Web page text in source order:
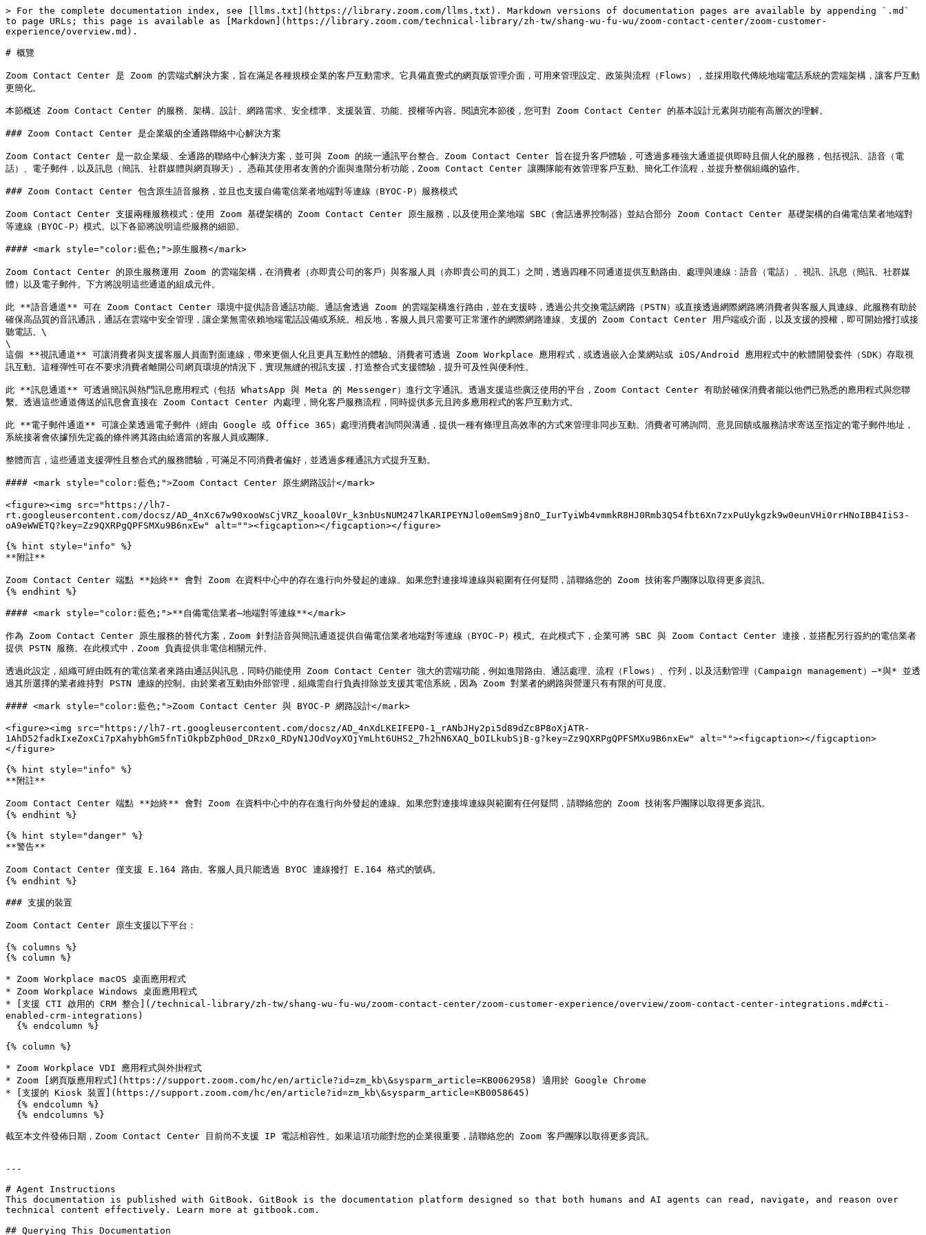
> For the complete documentation index, see [llms.txt](https://library.zoom.com/llms.txt). Markdown versions of documentation pages are available by appending `.md`
to page URLs; this page is available as [Markdown](https://library.zoom.com/technical-library/zh-tw/shang-wu-fu-wu/zoom-contact-center/zoom-customer-
experience/overview.md).
# 概覽
Zoom Contact Center 是 Zoom 的雲端式解決方案，旨在滿足各種規模企業的客戶互動需求。它具備直覺式的網頁版管理介面，可用來管理設定、政策與流程（Flows），並採用取代傳統地端電話系統的雲端架構，讓客戶互動
更簡化。
本節概述 Zoom Contact Center 的服務、架構、設計、網路需求、安全標準、支援裝置、功能、授權等內容。閱讀完本節後，您可對 Zoom Contact Center 的基本設計元素與功能有高層次的理解。
### Zoom Contact Center 是企業級的全通路聯絡中心解決方案
Zoom Contact Center 是一款企業級、全通路的聯絡中心解決方案，並可與 Zoom 的統一通訊平台整合。Zoom Contact Center 旨在提升客戶體驗，可透過多種強大通道提供即時且個人化的服務，包括視訊、語音（電
話）、電子郵件，以及訊息（簡訊、社群媒體與網頁聊天）。憑藉其使用者友善的介面與進階分析功能，Zoom Contact Center 讓團隊能有效管理客戶互動、簡化工作流程，並提升整個組織的協作。
### Zoom Contact Center 包含原生語音服務，並且也支援自備電信業者地端對等連線（BYOC-P）服務模式
Zoom Contact Center 支援兩種服務模式：使用 Zoom 基礎架構的 Zoom Contact Center 原生服務，以及使用企業地端 SBC（會話邊界控制器）並結合部分 Zoom Contact Center 基礎架構的自備電信業者地端對
等連線（BYOC-P）模式。以下各節將說明這些服務的細節。
#### <mark style="color:藍色;">原生服務</mark>
Zoom Contact Center 的原生服務運用 Zoom 的雲端架構，在消費者（亦即貴公司的客戶）與客服人員（亦即貴公司的員工）之間，透過四種不同通道提供互動路由、處理與連線：語音（電話）、視訊、訊息（簡訊、社群媒
體）以及電子郵件。下方將說明這些通道的組成元件。
此 **語音通道** 可在 Zoom Contact Center 環境中提供語音通話功能。通話會透過 Zoom 的雲端架構進行路由，並在支援時，透過公共交換電話網路（PSTN）或直接透過網際網路將消費者與客服人員連線。此服務有助於
確保高品質的音訊通訊，通話在雲端中安全管理，讓企業無需依賴地端電話設備或系統。相反地，客服人員只需要可正常運作的網際網路連線、支援的 Zoom Contact Center 用戶端或介面，以及支援的授權，即可開始撥打或接
聽電話。\
\
這個 **視訊通道** 可讓消費者與支援客服人員面對面連線，帶來更個人化且更具互動性的體驗。消費者可透過 Zoom Workplace 應用程式，或透過嵌入企業網站或 iOS/Android 應用程式中的軟體開發套件（SDK）存取視
訊互動。這種彈性可在不要求消費者離開公司網頁環境的情況下，實現無縫的視訊支援，打造整合式支援體驗，提升可及性與便利性。
此 **訊息通道** 可透過簡訊與熱門訊息應用程式（包括 WhatsApp 與 Meta 的 Messenger）進行文字通訊。透過支援這些廣泛使用的平台，Zoom Contact Center 有助於確保消費者能以他們已熟悉的應用程式與您聯
繫。透過這些通道傳送的訊息會直接在 Zoom Contact Center 內處理，簡化客戶服務流程，同時提供多元且跨多應用程式的客戶互動方式。
此 **電子郵件通道** 可讓企業透過電子郵件（經由 Google 或 Office 365）處理消費者詢問與溝通，提供一種有條理且高效率的方式來管理非同步互動。消費者可將詢問、意見回饋或服務請求寄送至指定的電子郵件地址，
系統接著會依據預先定義的條件將其路由給適當的客服人員或團隊。
整體而言，這些通道支援彈性且整合式的服務體驗，可滿足不同消費者偏好，並透過多種通訊方式提升互動。
#### <mark style="color:藍色;">Zoom Contact Center 原生網路設計</mark>
<figure><img src="https://lh7-
rt.googleusercontent.com/docsz/AD_4nXc67w90xooWsCjVRZ_kooal0Vr_k3nbUsNUM247lKARIPEYNJlo0emSm9j8nO_IurTyiWb4vmmkR8HJ0Rmb3Q54fbt6Xn7zxPuUykgzk9w0eunVHi0rrHNoIBB4IiS3-
oA9eWWETQ?key=Zz9QXRPgQPFSMXu9B6nxEw" alt=""><figcaption></figcaption></figure>
{% hint style="info" %}
**附註**
Zoom Contact Center 端點 **始終** 會對 Zoom 在資料中心中的存在進行向外發起的連線。如果您對連接埠連線與範圍有任何疑問，請聯絡您的 Zoom 技術客戶團隊以取得更多資訊。
{% endhint %}
#### <mark style="color:藍色;">**自備電信業者—地端對等連線**</mark>
作為 Zoom Contact Center 原生服務的替代方案，Zoom 針對語音與簡訊通道提供自備電信業者地端對等連線（BYOC-P）模式。在此模式下，企業可將 SBC 與 Zoom Contact Center 連接，並搭配另行簽約的電信業者
提供 PSTN 服務。在此模式中，Zoom 負責提供非電信相關元件。
透過此設定，組織可經由既有的電信業者來路由通話與訊息，同時仍能使用 Zoom Contact Center 強大的雲端功能，例如進階路由、通話處理、流程（Flows）、佇列，以及活動管理（Campaign management）—*與* 並透
過其所選擇的業者維持對 PSTN 連線的控制。由於業者互動由外部管理，組織需自行負責排除並支援其電信系統，因為 Zoom 對業者的網路與營運只有有限的可見度。
#### <mark style="color:藍色;">Zoom Contact Center 與 BYOC-P 網路設計</mark>
<figure><img src="https://lh7-rt.googleusercontent.com/docsz/AD_4nXdLKEIFEP0-1_rANbJHy2pi5d89dZc8P8oXjATR-
1AhD52fadkIxeZoxCi7pXahybhGm5fnTiOkpbZph0od_DRzx0_RDyN1JOdVoyXOjYmLht6UHS2_7h2hN6XAQ_bOILkubSjB-g?key=Zz9QXRPgQPFSMXu9B6nxEw" alt=""><figcaption></figcaption>
</figure>
{% hint style="info" %}
**附註**
Zoom Contact Center 端點 **始終** 會對 Zoom 在資料中心中的存在進行向外發起的連線。如果您對連接埠連線與範圍有任何疑問，請聯絡您的 Zoom 技術客戶團隊以取得更多資訊。
{% endhint %}
{% hint style="danger" %}
**警告**
Zoom Contact Center 僅支援 E.164 路由。客服人員只能透過 BYOC 連線撥打 E.164 格式的號碼。
{% endhint %}
### 支援的裝置
Zoom Contact Center 原生支援以下平台：
{% columns %}
{% column %}
* Zoom Workplace macOS 桌面應用程式
* Zoom Workplace Windows 桌面應用程式
* ​[支援 CTI 啟用的 CRM 整合](/technical-library/zh-tw/shang-wu-fu-wu/zoom-contact-center/zoom-customer-experience/overview/zoom-contact-center-integrations.md#cti-
enabled-crm-integrations)
{% column %}
* Zoom Workplace VDI 應用程式與外掛程式
* Zoom [網頁版應用程式](https://support.zoom.com/hc/en/article?id=zm_kb\&sysparm_article=KB0062958) 適用於 Google Chrome
* [支援的 Kiosk 裝置](https://support.zoom.com/hc/en/article?id=zm_kb\&sysparm_article=KB0058645)
截至本文件發佈日期，Zoom Contact Center 目前尚不支援 IP 電話相容性。如果這項功能對您的企業很重要，請聯絡您的 Zoom 客戶團隊以取得更多資訊。
---
# Agent Instructions
This documentation is published with GitBook. GitBook is the documentation platform designed so that both humans and AI agents can read, navigate, and reason over
technical content effectively. Learn more at gitbook.com.
## Querying This Documentation